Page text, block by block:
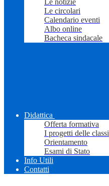
Le notizie
Le circolari
Calendario eventi
Albo online
Bacheca sindacale
Didattica
Offerta formativa
I progetti delle classi
Orientamento
Esami di Stato
Info Utili
Contatti